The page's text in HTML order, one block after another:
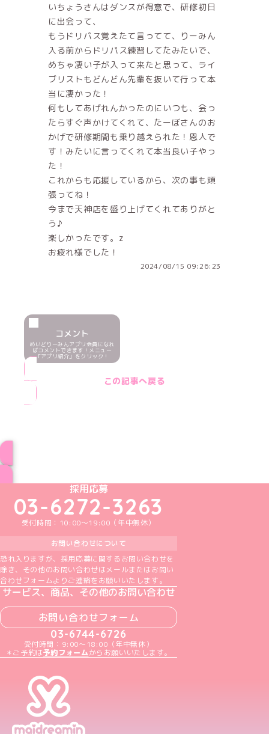
いちょうさんはダンスが得意で、研修初日
に出会って、
もうドリパス覚えたて言ってて、りーみん
入る前からドリパス練習してたみたいで、
めちゃ凄い子が入って来たと思って、ライ
ブリストもどんどん先輩を抜いて行って本
当に凄かった！
何もしてあげれんかったのにいつも、会っ
たらすぐ声かけてくれて、たーぼさんのお
かげで研修期間も乗り越えられた！恩人で
す！みたいに言ってくれて本当良い子やっ
た！
これからも応援しているから、次の事も頑
張ってね！
今まで天神店を盛り上げてくれてありがと
う♪
楽しかったです。z
お疲れ様でした！
2024/08/15 09:26:23
コメント
めいどりーみんアプリ会員になれ
ばコメントできます！メニュー
「アプリ紹介」をクリック！
この記事へ戻る
めいどりーみんTikTok公式アカウント
めいどりーみんX公式アカウント
めいどりーみんInstagram公式アカウント
めいどりーみんFacebook公式アカウン
めいどりーみんYouTube公式アカ
採用応募
03-6272-3263
受付時間：10:00～19:00（年中無休）
お問い合わせについて
恐れ入りますが、採用応募に関するお問い合わせを
除き、その他のお問い合わせはメールまたはお問い
合わせフォームよりご連絡をお願いいたします。
サービス、商品、その他のお問い合わせ
お問い合わせフォーム
03-6744-6726
受付時間：9:00～18:00（年中無休）
＊ご予約は予約フォームからお願いいたします。